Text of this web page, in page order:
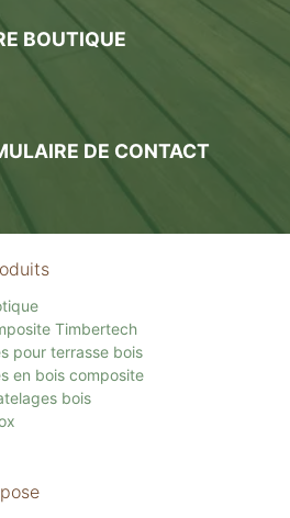
BOUTIQUE
DE CONTACT
Timbertech
pour terrasse bois
en bois composite
bois